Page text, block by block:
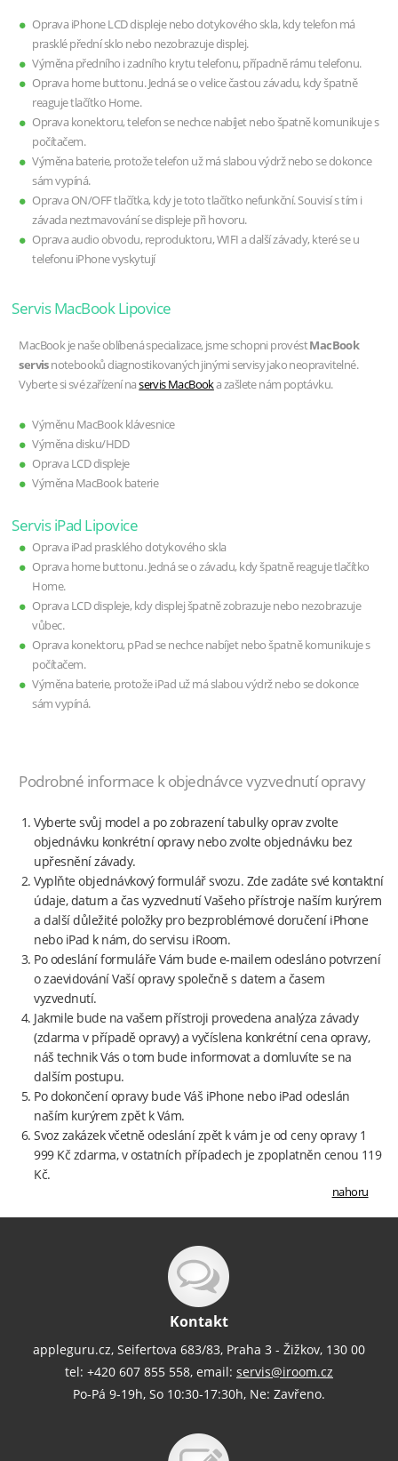
Oprava iPhone LCD displeje nebo dotykového skla, kdy telefon má
prasklé přední sklo nebo nezobrazuje displej.
Výměna předního i zadního krytu telefonu, případně rámu telefonu.
Oprava home buttonu. Jedná se o velice častou závadu, kdy špatně
reaguje tlačítko Home.
Oprava konektoru, telefon se nechce nabíjet nebo špatně komunikuje s
počítačem.
Výměna baterie, protože telefon už má slabou výdrž nebo se dokonce
sám vypíná.
Oprava ON/OFF tlačítka, kdy je toto tlačítko nefunkční. Souvisí s tím i
závada neztmavování se displeje při hovoru.
Oprava audio obvodu, reproduktoru, WIFI a další závady, které se u
telefonu iPhone vyskytují
Servis MacBook Lipovice
MacBook je naše oblíbená specializace, jsme schopni provéstMacBook
servisnotebooků diagnostikovaných jinými servisy jako neopravitelné.
Vyberte si své zařízení naservis MacBooka zašlete nám poptávku.
Výměnu MacBook klávesnice
Výměna disku/HDD
Oprava LCD displeje
Výměna MacBook baterie
Servis iPad Lipovice
Oprava iPad prasklého dotykového skla
Oprava home buttonu. Jedná se o závadu, kdy špatně reaguje tlačítko
Home.
Oprava LCD displeje, kdy displej špatně zobrazuje nebo nezobrazuje
vůbec.
Oprava konektoru, pPad se nechce nabíjet nebo špatně komunikuje s
počítačem.
Výměna baterie, protože iPad už má slabou výdrž nebo se dokonce
sám vypíná.
Podrobné informace k objednávce vyzvednutí opravy
Vyberte svůj model a po zobrazení tabulky oprav zvolte
objednávku konkrétní opravy nebo zvolte objednávku bez
upřesnění závady.
Vyplňte objednávkový formulář svozu. Zde zadáte své kontaktní
údaje, datum a čas vyzvednutí Vašeho přístroje naším kurýrem
a další důležité položky pro bezproblémové doručení iPhone
nebo iPad k nám, do servisu iRoom.
Po odeslání formuláře Vám bude e-mailem odesláno potvrzení
o zaevidování Vaší opravy společně s datem a časem
vyzvednutí.
Jakmile bude na vašem přístroji provedena analýza závady
(zdarma v případě opravy) a vyčíslena konkrétní cena opravy,
náš technik Vás o tom bude informovat a domluvíte se na
dalším postupu.
Po dokončení opravy bude Váš iPhone nebo iPad odeslán
naším kurýrem zpět k Vám.
Svoz zakázek včetně odeslání zpět k vám je od ceny opravy 1
999 Kč zdarma, v ostatních případech je zpoplatněn cenou 119
Kč.
nahoru
Kontakt
appleguru.cz, Seifertova 683/83, Praha 3 - Žižkov, 130 00
tel: +420 607 855 558, email: servis@iroom.cz
Po-Pá 9-19h, So 10:30-17:30h, Ne: Zavřeno.